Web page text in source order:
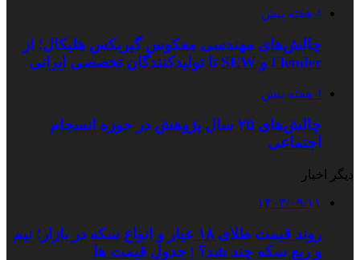
4 هفته پیش
چالش‌های مهندسی معکوس گیربکس هلیکال؛ از
Flender و SEW تا تولیدکنندگان تخصصی ایرانی
4 هفته پیش
چالش‌های ۲۵ سال پژوهش در حوزه انسجام
اجتماعی
دیگر اخبار
۱۴۰۳/۰۹/۱۱
روند قیمت طلای ۱۸ عیار و انواع سکه در بازار؛ نیم
و ربع سکه چند شد؟ | جدول قیمت ها